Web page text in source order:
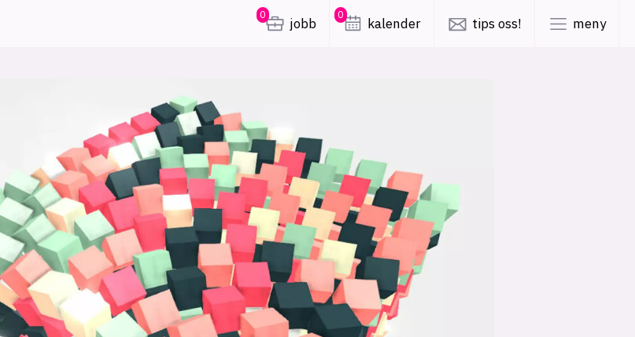
0
jobb
0
kalender tips oss! meny
karriere meninger
backend
apputvikling
ukas koder inn/ut hobby
nyhetsbrev
kode24-klubben
LinkedIn
Bluesky
Facebook